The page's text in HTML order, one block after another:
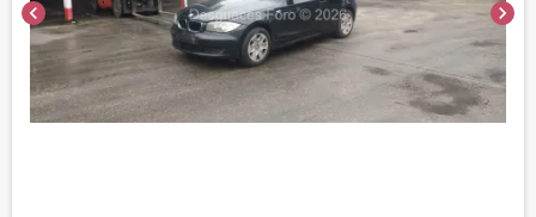
chevron_left chevron_right